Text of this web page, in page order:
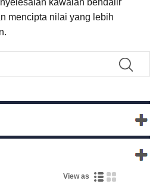
mencipta nilai yang lebih
View as